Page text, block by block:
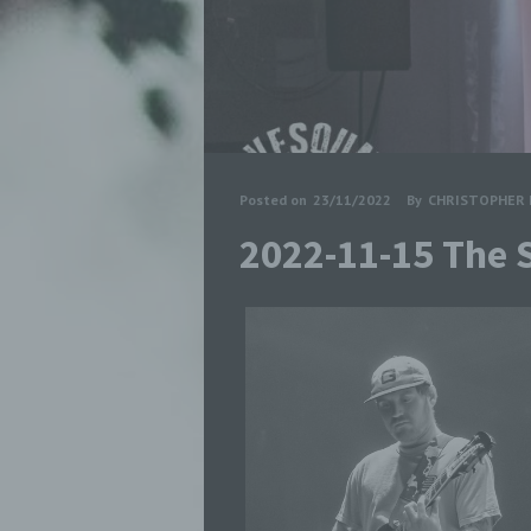
Posted on 23/11/2022 By CHRISTOPHER
2022-11-15 The